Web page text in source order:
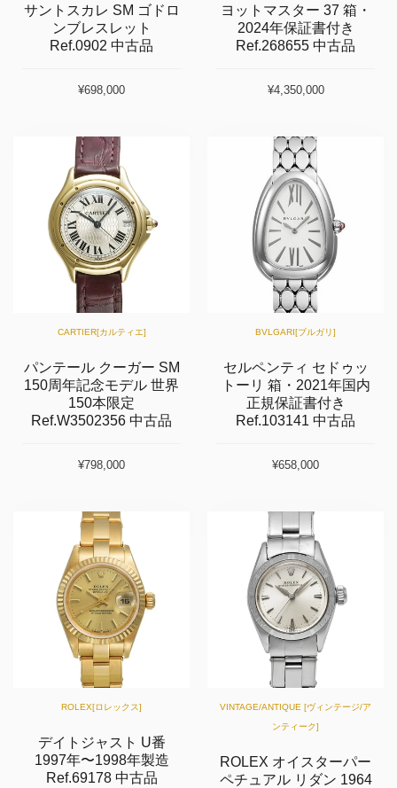
サントスカレ SM ゴドロ
ンブレスレット
Ref.0902 中古品
¥698,000
ヨットマスター 37 箱・
2024年保証書付き
Ref.268655 中古品
¥4,350,000
CARTIER[カルティエ]
パンテール クーガー SM
150周年記念モデル 世界
150本限定
Ref.W3502356 中古品
¥798,000
BVLGARI[ブルガリ]
セルペンティ セドゥッ
トーリ 箱・2021年国内
正規保証書付き
Ref.103141 中古品
¥658,000
ROLEX[ロレックス]
デイトジャスト U番
1997年〜1998年製造
Ref.69178 中古品
VINTAGE/ANTIQUE [ヴィンテージ/ア
ンティーク]
ROLEX オイスターパー
ペチュアル リダン 1964